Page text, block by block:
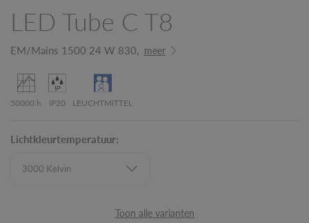
LED Tube C T8
EM/Mains 1500 24 W 830, meer
50000 h IP20 LEUCHTMITTEL
Lichtkleurtemperatuur:
Toon alle varianten